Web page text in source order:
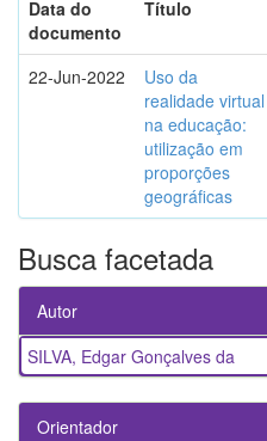
Data do
documento
Título
22-Jun-2022
Uso da
realidade virtual
na educação:
utilização em
proporções
geográficas
Busca facetada
Autor
SILVA, Edgar Gonçalves da
Orientador